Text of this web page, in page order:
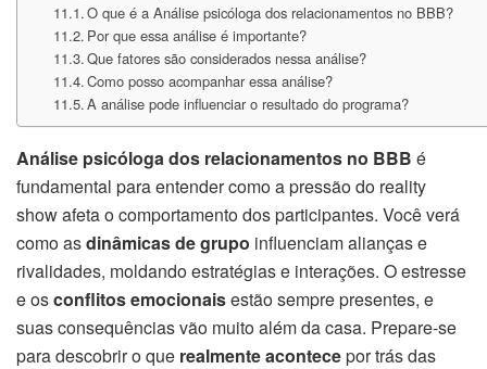
O que é a Análise psicóloga dos relacionamentos no BBB?
Por que essa análise é importante?
Que fatores são considerados nessa análise?
Como posso acompanhar essa análise?
A análise pode influenciar o resultado do programa?
Análise psicóloga dos relacionamentos no BBB é
fundamental para entender como a pressão do reality
show afeta o comportamento dos participantes. Você verá
como asdinâmicas de grupo influenciam alianças e
rivalidades, moldando estratégias e interações. O estresse
e osconflitos emocionaisestão sempre presentes, e
suas consequências vão muito além da casa. Prepare-se
para descobrir o que realmente acontecepor trás das